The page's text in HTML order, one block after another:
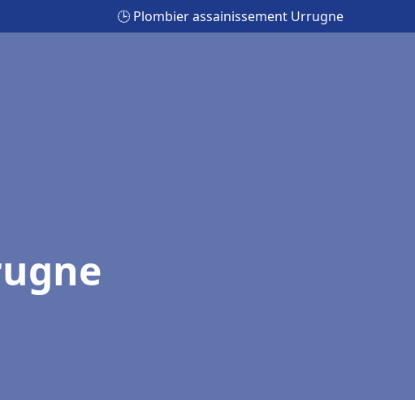
🕒 Plombier assainissement Urrugne